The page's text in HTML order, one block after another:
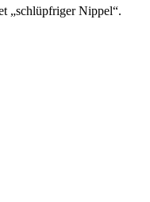
„schlüpfriger Nippel“.